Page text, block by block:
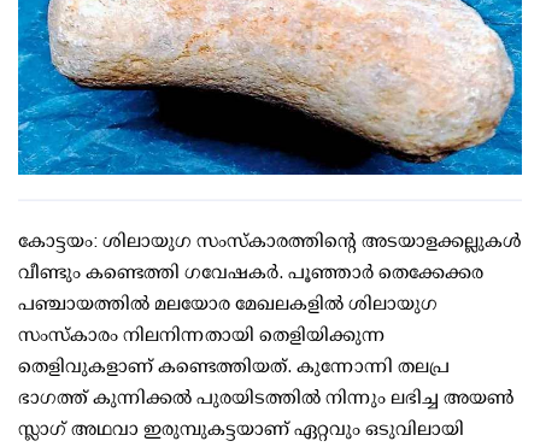
കോട്ടയം: ശിലായുഗ സംസ്‌കാരത്തിന്റെ അടയാളക്കല്ലുകള്‍
വീണ്ടും കണ്ടെത്തി ഗവേഷകര്‍. പൂഞ്ഞാര്‍ തെക്കേക്കര
പഞ്ചായത്തില്‍ മലയോര മേഖലകളില്‍ ശിലായുഗ
സംസ്‌കാരം നിലനിന്നതായി തെളിയിക്കുന്ന
തെളിവുകളാണ് കണ്ടെത്തിയത്. കുന്നോന്നി തലപ്ര
ഭാഗത്ത് കുന്നിക്കല്‍ പുരയിടത്തില്‍ നിന്നും ലഭിച്ച അയണ്‍
സ്ലാഗ് അഥവാ ഇരുമ്പുകട്ടയാണ് ഏറ്റവും ഒടുവിലായി